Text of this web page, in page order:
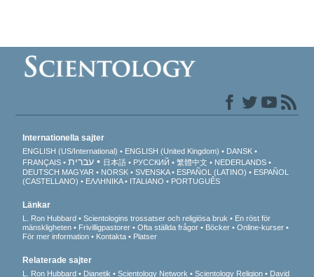
Internationella sajter
ENGLISH (US/International) ENGLISH (United Kingdom)
DANSK
FRANÇAIS
עברית 日本語 РУССКИЙ 繁體中文
NEDERLANDS
DEUTSCH MAGYAR NORSK SVENSKA ESPAÑOL (LATINO)
ESPAÑOL
(CASTELLANO)
ΕΛΛΗΝΙΚA ITALIANO PORTUGUÊS
Länkar
L. Ron Hubbard Scientologins trossatser och religiösa bruk
En röst för
mänskligheten
Frivilligpastorer Ofta ställda frågor Böcker
Online-kurser
För mer information
Kontakta Platser
Relaterade sajter
L. Ron Hubbard Dianetik Scientology Network Scientology Religion David